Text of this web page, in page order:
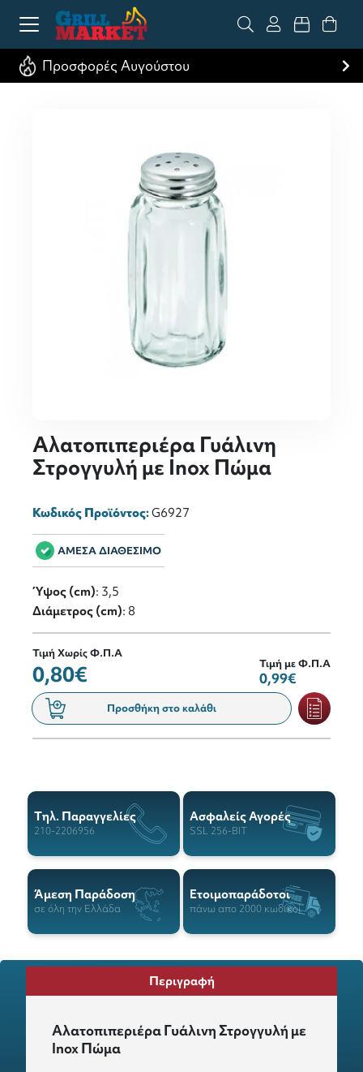
Προσφορές Αυγούστου
Αλατοπιπεριέρα Γυάλινη
Στρογγυλή με Inox Πώμα
Κωδικός Προϊόντος:G6927
ΑΜΕΣΑ ΔΙΑΘΕΣΙΜΟ
Ύψος (cm): 3,5
Διάμετρος (cm): 8
Τιμή Χωρίς Φ.Π.Α
0,80€ Τιμή με Φ.Π.Α
0,99€
Προσθήκη στο καλάθι
Tηλ. Παραγγελίες
210-2206956
Ασφαλείς Αγορές
SSL 256-BIT
Άμεση Παράδοση
σε όλη την Ελλάδα
Ετοιμοπαράδοτοι
πάνω απο 2000 κωδικοί
Περιγραφή
Αλατοπιπεριέρα Γυάλινη Στρογγυλή με
Inox Πώμα